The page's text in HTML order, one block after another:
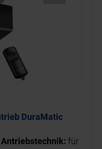
DuraMatic
für